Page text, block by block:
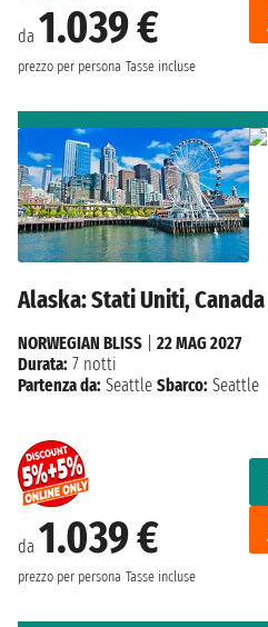
da 1.039 €
prezzo per persona Tasse incluse
Alaska: Stati Uniti, Canada
da 1.039 €
prezzo per persona Tasse incluse
NORWEGIAN BLISS
22 MAG 2027
Durata: 7 notti
Partenza da: Seattle Sbarco: Seattle